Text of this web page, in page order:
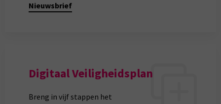
Nieuwsbrief
Digitaal Veiligheidsplan
Breng in vijf stappen het